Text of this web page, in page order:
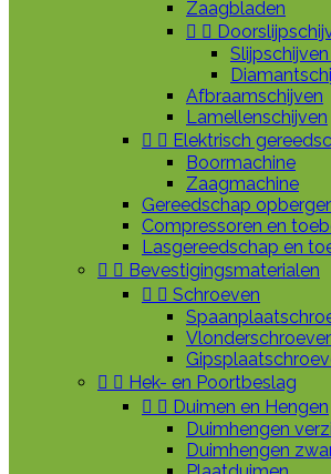
Zaagbladen
 
Afbraamschijven
Lamellenschijven
  Elektrisch
Boormachine
Zaagmachine
Gereedschap
Compressoren en
Lasgereedschap en
  Bevestigingsmaterialen
  Schroeven
  Hek- en Poortbeslag
  Duimen en Hengen
Duimhengen
Duimhengen